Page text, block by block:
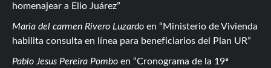
homenajear a Elio Juárez
Maria del carmen Rivero Luzardo en
Ministerio de Vivienda
habilita consulta en línea para beneficiarios del Plan UR
Pablo Jesus Pereira Pombo en Cronograma de la 19ª